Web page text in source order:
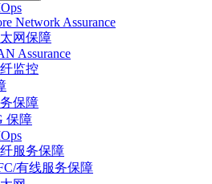
Network Assurance
网保障
Assurance
监控
保障
保障
服务保障
有线服务保障